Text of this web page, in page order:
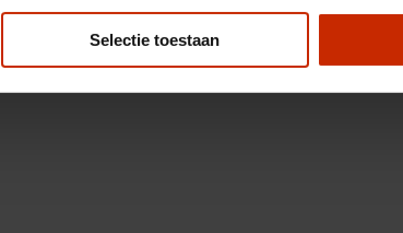
Selectie toestaan